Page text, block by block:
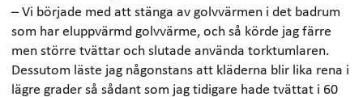
– Vi började med att stänga av golvvärmen i det badrum
som har eluppvärmd golvvärme, och så körde jag färre
men större tvättar och slutade använda torktumlaren.
Dessutom läste jag någonstans att kläderna blir lika rena i
lägre grader så sådant som jag tidigare hade tvättat i 60